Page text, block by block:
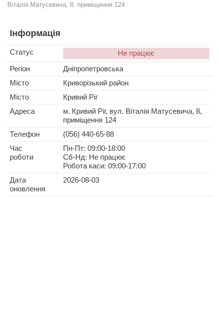
Віталія Матусевича, 8, приміщення 124
Інформація
Статус
Не працює
Регіон
Дніпропетровська
Місто
Криворізький район
Місто
Кривий Ріг
Адреса
м. Кривий Ріг, вул. Віталія Матусевича, 8,
приміщення 124
Телефон
(056) 440-65-88
Час
роботи
Пн-Пт: 09:00-18:00
Сб-Нд: Не працює
Робота каси: 09:00-17:00
Дата
оновлення
2026-08-03